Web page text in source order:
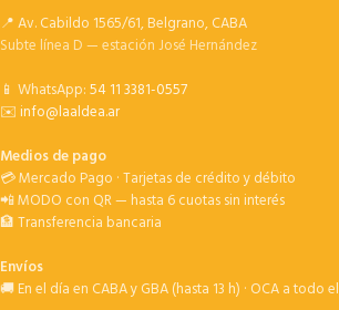
📍 Av. Cabildo 1565/61, Belgrano, CABA
Subte línea D — estación José Hernández
📱 WhatsApp:54 11 3381-0557
✉️info@laaldea.ar
Medios de pago
💳 Mercado Pago · Tarjetas de crédito y débito
📲 MODO con QR — hasta 6 cuotas sin interés
🏦 Transferencia bancaria
Envíos
🚚 En el día en CABA y GBA (hasta 13 h) · OCA a todo